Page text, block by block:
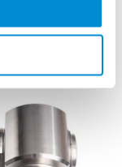
VOUS